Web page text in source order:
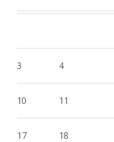
3 4
10 11
17 18